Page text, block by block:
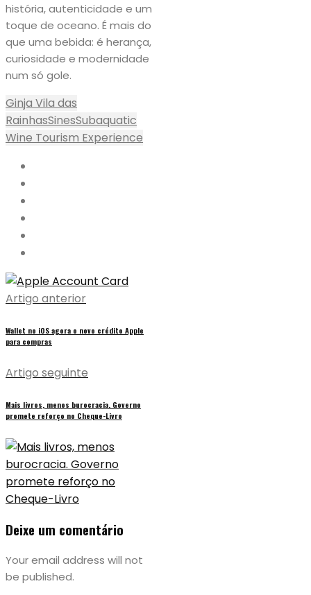
história, autenticidade e um
toque de oceano. É mais do
que uma bebida: é herança,
curiosidade e modernidade
num só gole.
Ginja Vila das
RainhasSinesSubaquatic
Wine Tourism Experience
Artigo anterior
Wallet no iOS agora o novo crédito Apple
para compras
Artigo seguinte
Mais livros, menos burocracia. Governo
promete reforço no Cheque-Livro
Deixe um comentário
Your email address will not
be published.